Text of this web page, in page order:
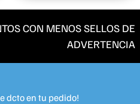
CON MENOS SELLOS DE
ADVERTENCIA